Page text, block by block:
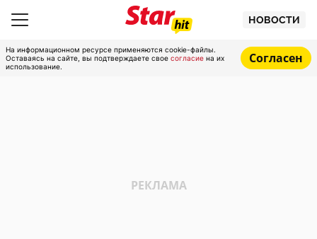
НОВОСТИ
На информационном ресурсе применяются cookie-файлы.
Оставаясь на сайте, вы подтверждаете свое согласие на их
использование.
Согласен